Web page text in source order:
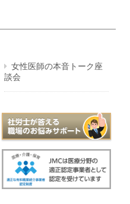
女性医師の本音トーク座
談会